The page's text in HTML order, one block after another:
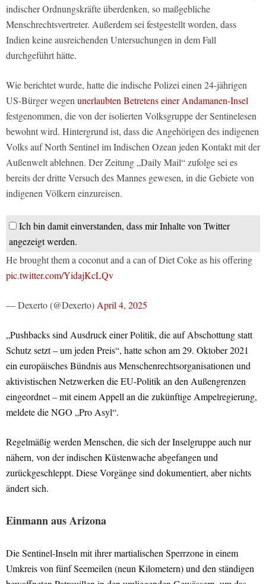
indischer Ordnungskräfte überdenken, so maßgebliche
Menschrechtsvertreter. Außerdem sei festgestellt worden, dass
Indien keine ausreichenden Untersuchungen in dem Fall
durchgeführt hätte.
Wie berichtet wurde, hatte die indische Polizei einen 24-jährigen
US-Bürger wegen unerlaubten Betretens einer Andamanen-Insel
festgenommen, die von der isolierten Volksgruppe der Sentinelesen
bewohnt wird. Hintergrund ist, dass die Angehörigen des indigenen
Volks auf North Sentinel im Indischen Ozean jeden Kontakt mit der
Außenwelt ablehnen. Der Zeitung „Daily Mail“ zufolge sei es
bereits der dritte Versuch des Mannes gewesen, in die Gebiete von
indigenen Völkern einzureisen.
Ich bin damit einverstanden, dass mir Inhalte von Twitter
angezeigt werden.
He brought them a coconut and a can of Diet Coke as his offering
pic.twitter.com/YidajKcLQv
— Dexerto (@Dexerto) April 4, 2025
„Pushbacks sind Ausdruck einer Politik, die auf Abschottung statt
Schutz setzt – um jeden Preis“, hatte schon am 29. Oktober 2021
ein europäisches Bündnis aus Menschenrechtsorganisationen und
aktivistischen Netzwerken die EU-Politik an den Außengrenzen
eingeordnet – mit einem Appell an die zukünftige Ampelregierung,
meldete die NGO „Pro Asyl“.
Regelmäßig werden Menschen, die sich der Inselgruppe auch nur
nähern, von der indischen Küstenwache abgefangen und
zurückgeschleppt. Diese Vorgänge sind dokumentiert, aber nichts
ändert sich.
Einmann aus Arizona
Die Sentinel-Inseln mit ihrer martialischen Sperrzone in einem
Umkreis von fünf Seemeilen (neun Kilometern) und den ständigen